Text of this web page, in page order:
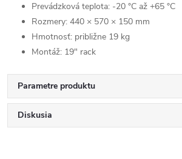
Prevádzková teplota: -20 °C až +65 °C
Rozmery: 440 × 570 × 150 mm
Hmotnosť: približne 19 kg
Montáž: 19" rack
Parametre produktu
Diskusia